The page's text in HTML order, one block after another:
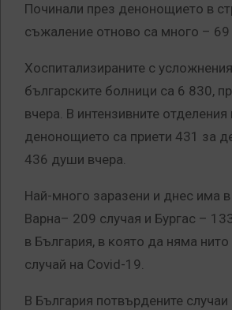
Починали през денонощието в
съжаление отново са много – 69
Хоспитализираните с
българските болници са 6 830,
вчера. В интензивните отделения
денонощието са приети 431 за
436 души вчера.
Най-много заразени и днес има
Варна– 209 случая и Бургас –
в България, в която да няма
случай на Covid-19.
В България потвърдените случаи